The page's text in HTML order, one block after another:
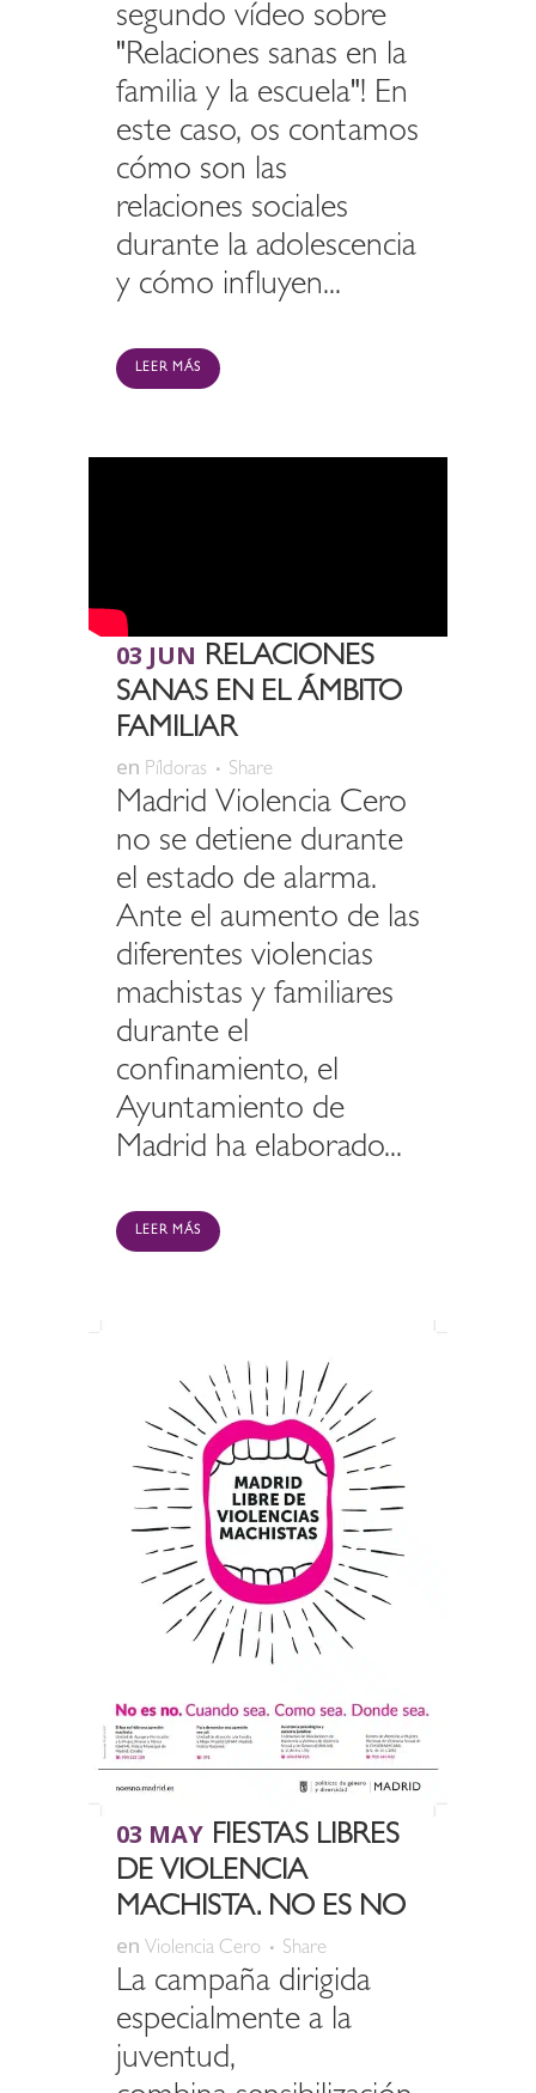
segundo vídeo sobre
"Relaciones sanas en la
familia y la escuela"! En
este caso, os contamos
cómo son las
relaciones sociales
durante la adolescencia
y cómo influyen...
LEER MÁS
03 JUN RELACIONES
SANAS EN EL ÁMBITO
FAMILIAR
en Píldoras Share
Madrid Violencia Cero
no se detiene durante
el estado de alarma.
Ante el aumento de las
diferentes violencias
machistas y familiares
durante el
confinamiento, el
Ayuntamiento de
Madrid ha elaborado...
LEER MÁS
03 MAY FIESTAS LIBRES
DE VIOLENCIA
MACHISTA. NO ES NO
en Violencia Cero Share
La campaña dirigida
especialmente a la
juventud,